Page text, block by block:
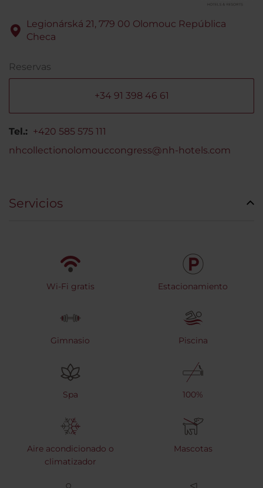
Legionárská 21, 779 00 Olomouc República
Checa
Reservas
+34 91 398 46 61
Tel.: +420 585 575 111
nhcollectionolomouccongress@nh-hotels.com
Servicios
Wi-Fi gratis Estacionamiento
Gimnasio Piscina
Spa 100%
Aire acondicionado o
climatizador
Mascotas